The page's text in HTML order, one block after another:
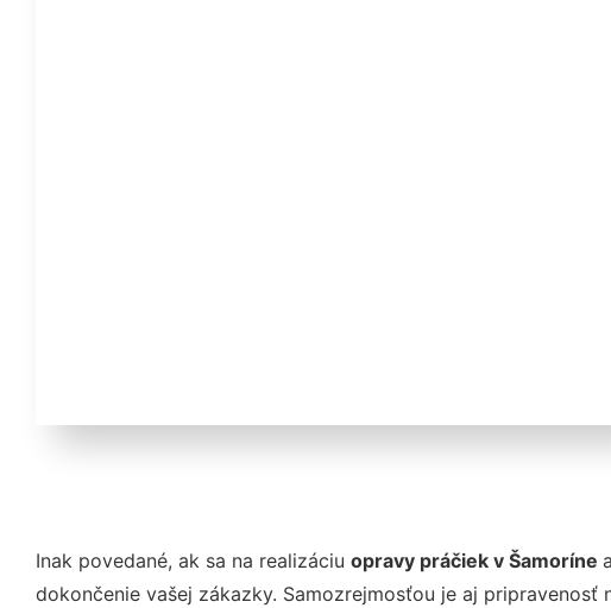
Inak povedané, ak sa na realizáciu opravy práčiek v Šamoríne
dokončenie vašej zákazky. Samozrejmosťou je aj